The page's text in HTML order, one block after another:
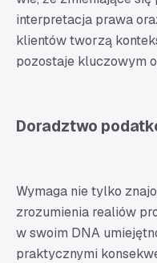
interpretacja prawa
klientów tworzą
pozostaje kluczowym
Doradztwo
Wymaga nie tylko
zrozumienia realiów
w swoim DNA
praktycznymi